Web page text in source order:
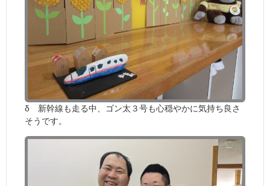
δ 新幹線も走る中、ゴン太３号も心穏やかに気持ち良さ
そうです。